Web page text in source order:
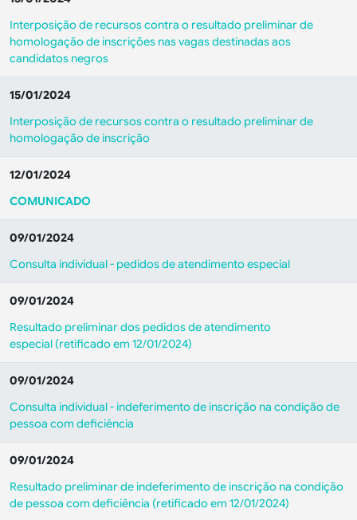
Interposição de recursos contra o resultado preliminar de
homologação de inscrições nas vagas destinadas aos
candidatos negros
15/01/2024
Interposição de recursos contra o resultado preliminar de
homologação de inscrição
12/01/2024
COMUNICADO
09/01/2024
Consulta individual - pedidos de atendimento especial
09/01/2024
Resultado preliminar dos pedidos de atendimento
especial (retificado em 12/01/2024)
09/01/2024
Consulta individual - indeferimento de inscrição na condição de
pessoa com deficiência
09/01/2024
Resultado preliminar de indeferimento de inscrição na condição
de pessoa com deficiência (retificado em 12/01/2024)